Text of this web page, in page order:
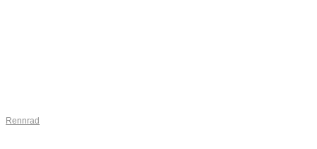
Rennrad